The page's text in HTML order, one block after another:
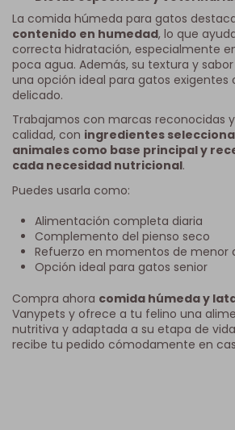
La comida húmeda para gatos
contenido en humedad, lo que
correcta hidratación, especialmente
poca agua. Además, su textura y
una opción ideal para gatos exigentes
delicado.
Trabajamos con marcas reconocidas
calidad, con ingredientes
animales como base principal y
cada necesidad nutricional.
Puedes usarla como:
Alimentación completa diaria
Complemento del pienso seco
Refuerzo en momentos de menor
Opción ideal para gatos senior
Compra ahora comida húmeda y
Vanypets y ofrece a tu felino una
nutritiva y adaptada a su etapa de
recibe tu pedido cómodamente en